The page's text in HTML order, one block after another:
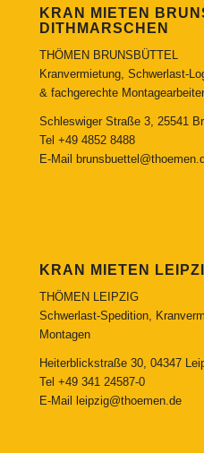
KRAN MIETEN
DITHMARSCHEN
THÖMEN BRUNSBÜTTEL
Kranvermietung, Schwerlast-
& fachgerechte
Schleswiger Straße 3, 25541
Tel +49 4852 8488
E-Mail
KRAN MIETEN
THÖMEN LEIPZIG
Schwerlast-Spedition,
Montagen
Heiterblickstraße 30, 04347
Tel +49 341 24587-0
E-Mail
leipzig@thoemen.de